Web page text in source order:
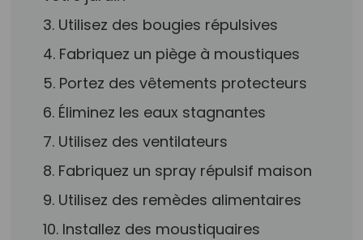
3. Utilisez des bougies répulsives
4. Fabriquez un piège à moustiques
5. Portez des vêtements protecteurs
6. Éliminez les eaux stagnantes
7. Utilisez des ventilateurs
8. Fabriquez un spray répulsif maison
9. Utilisez des remèdes alimentaires
10. Installez des moustiquaires